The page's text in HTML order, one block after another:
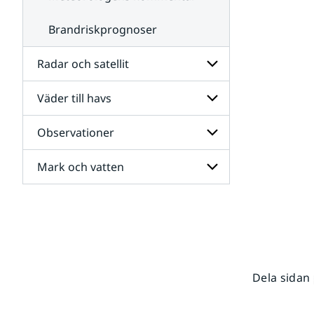
Brandriskprognoser
Radar och satellit
Undersidor
för
Radar
och
satellit
Väder till havs
Undersidor
för
Väder
till
havs
Observationer
Undersidor
för
Mark och vatten
Dela sidan